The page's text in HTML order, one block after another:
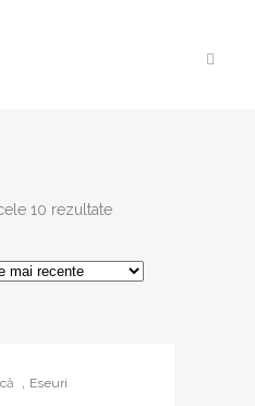
10 rezultateSortat
după
Eseuri